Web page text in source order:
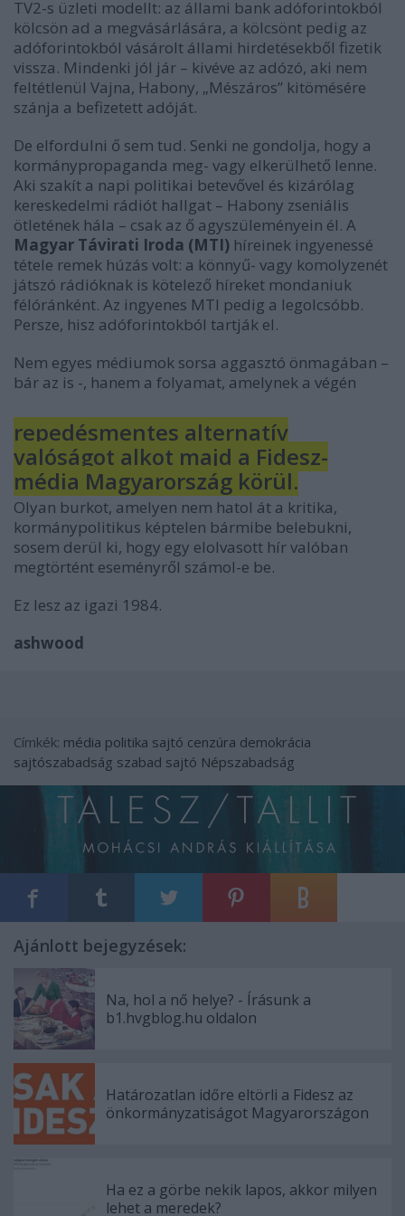
TV2-s üzleti modellt: az állami bank adóforintokból
kölcsön ad a megvásárlására, a kölcsönt pedig az
adóforintokból vásárolt állami hirdetésekből fizetik
vissza. Mindenki jól jár – kivéve az adózó, aki nem
feltétlenül Vajna, Habony, „Mészáros” kitömésére
szánja a befizetett adóját.
De elfordulni ő sem tud. Senki ne gondolja, hogy a
kormánypropaganda meg- vagy elkerülhető lenne.
Aki szakít a napi politikai betevővel és kizárólag
kereskedelmi rádiót hallgat – Habony zseniális
ötletének hála – csak az ő agyszüleményein él. A
Magyar Távirati Iroda (MTI) híreinek ingyenessé
tétele remek húzás volt: a könnyű- vagy komolyzenét
játszó rádióknak is kötelező híreket mondaniuk
félóránként. Az ingyenes MTI pedig a legolcsóbb.
Persze, hisz adóforintokból tartják el.
Nem egyes médiumok sorsa aggasztó önmagában –
bár az is -, hanem a folyamat, amelynek a végén
repedésmentes alternatív
valóságot alkot majd a Fidesz-
média Magyarország körül.
Olyan burkot, amelyen nem hatol át a kritika,
kormánypolitikus képtelen bármibe belebukni,
sosem derül ki, hogy egy elolvasott hír valóban
megtörtént eseményről számol-e be.
Ez lesz az igazi 1984.
ashwood
Címkék: média politika sajtó cenzúra demokrácia
sajtószabadság szabad sajtó Népszabadság
Ajánlott bejegyzések:
Na, hol a nő helye? - Írásunk a
b1.hvgblog.hu oldalon
Határozatlan időre eltörli a Fidesz az
önkormányzatiságot Magyarországon
Ha ez a görbe nekik lapos, akkor milyen
lehet a meredek?